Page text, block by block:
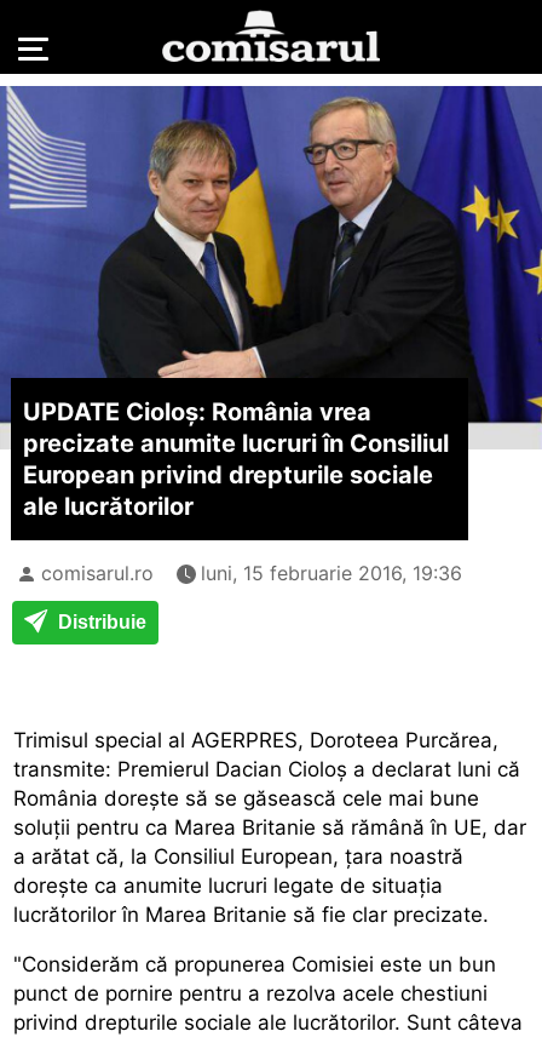
UPDATE Cioloș: România vrea
precizate anumite lucruri în Consiliul
European privind drepturile sociale
ale lucrătorilor
comisarul.ro luni, 15 februarie 2016, 19:36
Distribuie
Trimisul special al AGERPRES, Doroteea Purcărea,
transmite: Premierul Dacian Cioloș a declarat luni că
România dorește să se găsească cele mai bune
soluții pentru ca Marea Britanie să rămână în UE, dar
a arătat că, la Consiliul European, țara noastră
dorește ca anumite lucruri legate de situația
lucrătorilor în Marea Britanie să fie clar precizate.
"Considerăm că propunerea Comisiei este un bun
punct de pornire pentru a rezolva acele chestiuni
privind drepturile sociale ale lucrătorilor. Sunt câteva